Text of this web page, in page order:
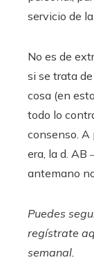
servicio de
No es de
si se trata
cosa (en
todo lo
consenso.
era, la d.
antemano
Puedes
regístrate
semanal